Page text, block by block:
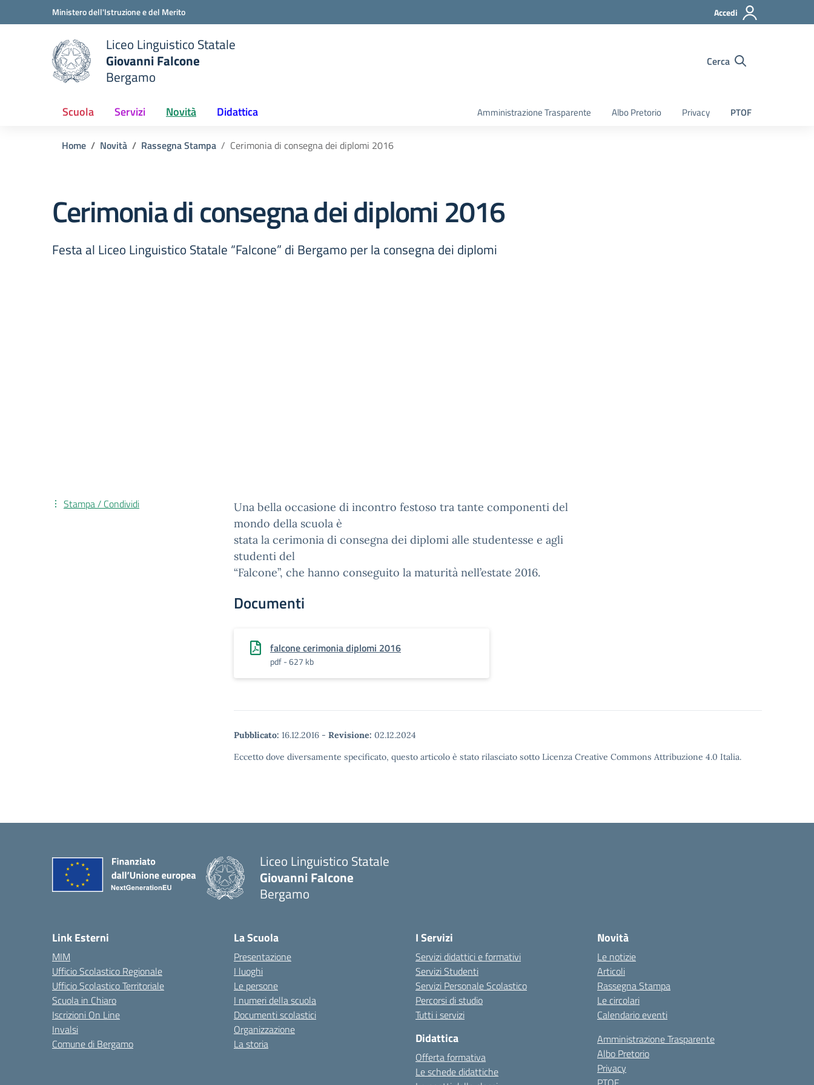
Vai ai contenuti
Vai al menu di navigazioneMinistero dell'Istruzione e del Merito Accedi
scuola
Liceo Linguistico Statale
Giovanni Falcone
Bergamo
Cerca
Scuola Servizi Novità Didattica Amministrazione Trasparente Albo Pretorio Privacy PTOF
Home Novità Rassegna Stampa Cerimonia di consegna dei diplomi 2016
Cerimonia di consegna dei diplomi 2016
Festa al Liceo Linguistico Statale “Falcone” di Bergamo per la consegna dei diplomi
Una bella occasione di incontro festoso tra tante componenti del
mondo della scuola è
stata la cerimonia di consegna dei diplomi alle studentesse e agli
studenti del
“Falcone”, che hanno conseguito la maturità nell’estate 2016.
Documenti
falcone cerimonia diplomi 2016
pdf - 627 kb
Pubblicato: 16.12.2016 - Revisione: 02.12.2024
Eccetto dove diversamente specificato, questo articolo è stato rilasciato sotto Licenza Creative Commons Attribuzione 4.0 Italia.
Stampa / Condividi
Liceo Linguistico Statale
Giovanni Falcone
Bergamo
Link Esterni
MIM
Ufficio Scolastico Regionale
Ufficio Scolastico Territoriale
Scuola in Chiaro
Iscrizioni On Line
Invalsi
Comune di Bergamo
La Scuola
Presentazione
I luoghi
Le persone
I numeri della scuola
Documenti scolastici
Organizzazione
La storia
I Servizi
Servizi didattici e formativi
Servizi Studenti
Servizi Personale Scolastico
Percorsi di studio
Tutti i servizi
Didattica
Offerta formativa
Le schede didattiche
Novità
Le notizie
Articoli
Rassegna Stampa
Le circolari
Calendario eventi
Amministrazione Trasparente
Albo Pretorio
Privacy